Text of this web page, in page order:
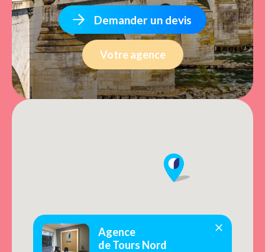
Demander un devis
Votre agence
Agence
de Tours Nord